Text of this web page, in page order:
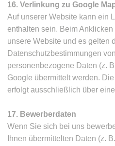
16. Verlinkung zu Google
Auf unserer Website kann ein
enthalten sein. Beim
unsere Website und es gelten
Datenschutzbestimmungen
personenbezogene Daten (z.
Google übermittelt werden.
erfolgt ausschließlich über
17. Bewerberdaten
Wenn Sie sich bei uns
Ihnen übermittelten Daten (z.